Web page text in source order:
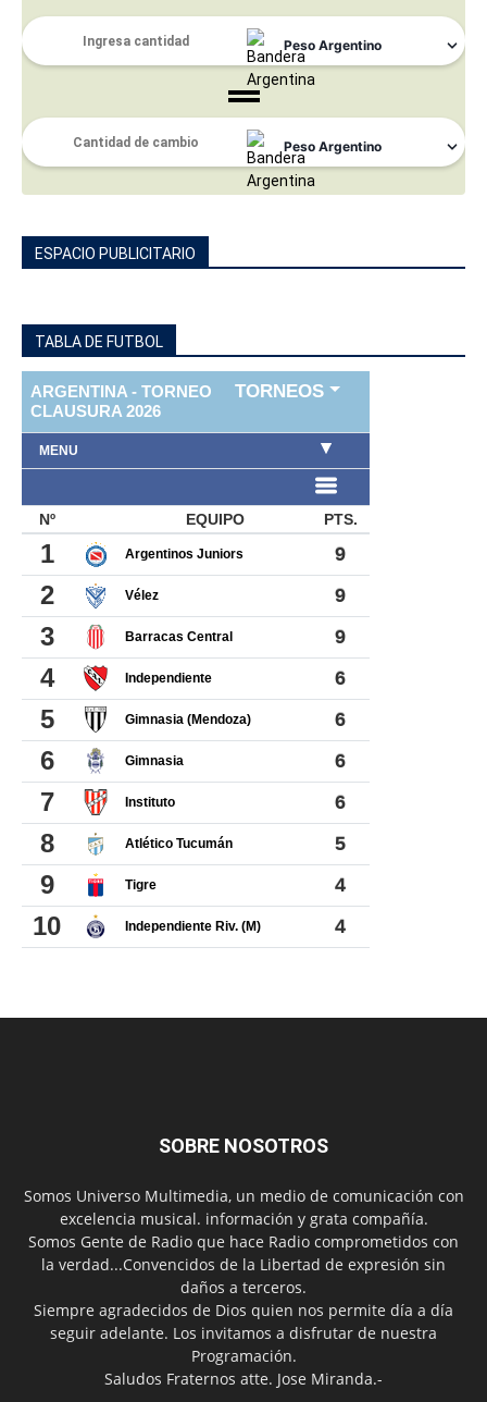
ESPACIO PUBLICITARIO
TABLA DE FUTBOL
SOBRE NOSOTROS
Somos Universo Multimedia, un medio de comunicación con
excelencia musical. información y grata compañía.
Somos Gente de Radio que hace Radio comprometidos con
la verdad...Convencidos de la Libertad de expresión sin
daños a terceros.
Siempre agradecidos de Dios quien nos permite día a día
seguir adelante. Los invitamos a disfrutar de nuestra
Programación.
Saludos Fraternos atte. Jose Miranda.-